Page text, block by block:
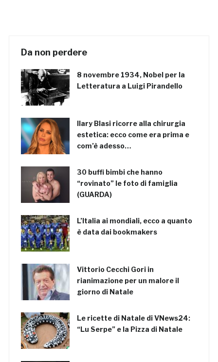
Da non perdere
8 novembre 1934, Nobel per la
Letteratura a Luigi Pirandello
Ilary Blasi ricorre alla chirurgia
estetica: ecco come era prima e
com’è adesso…
30 buffi bimbi che hanno
“rovinato” le foto di famiglia
(GUARDA)
L’Italia ai mondiali, ecco a quanto
è data dai bookmakers
Vittorio Cecchi Gori in
rianimazione per un malore il
giorno di Natale
Le ricette di Natale di VNews24:
“Lu Serpe” e la Pizza di Natale